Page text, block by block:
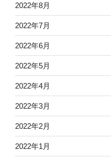
2022年8月
2022年7月
2022年6月
2022年5月
2022年4月
2022年3月
2022年2月
2022年1月